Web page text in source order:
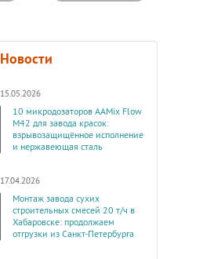
Новости
15.05.2026
10 микродозаторов AAMix Flow
M42 для завода красок:
взрывозащищённое исполнение
и нержавеющая сталь
17.04.2026
Монтаж завода сухих
строительных смесей 20 т/ч в
Хабаровске: продолжаем
отгрузки из Санкт-Петербурга